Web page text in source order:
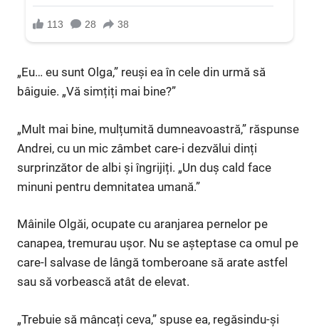
„Eu… eu sunt Olga,” reuși ea în cele din urmă să
bâiguie. „Vă simțiți mai bine?”
„Mult mai bine, mulțumită dumneavoastră,” răspunse
Andrei, cu un mic zâmbet care-i dezvălui dinți
surprinzător de albi și îngrijiți. „Un duș cald face
minuni pentru demnitatea umană.”
Mâinile Olgăi, ocupate cu aranjarea pernelor pe
canapea, tremurau ușor. Nu se așteptase ca omul pe
care-l salvase de lângă tomberoane să arate astfel
sau să vorbească atât de elevat.
„Trebuie să mâncați ceva,” spuse ea, regăsindu-și